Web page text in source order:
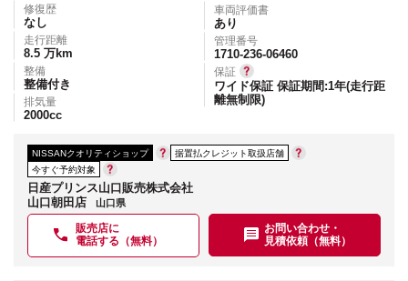
修復歴
なし
走行距離
8.5 万km
整備
整備付き
排気量
2000cc
車両評価書
あり
管理番号
1710-236-06460
保証
ワイド保証 保証期間:1年(走行距
離無制限)
NISSANクオリティショップ
据置払クレジット取扱店舗
今すぐ予約対象
日産プリンス山口販売株式会社
山口朝田店
山口県
販売店に
電話する（無料）
お問い合わせ・
見積依頼（無料）